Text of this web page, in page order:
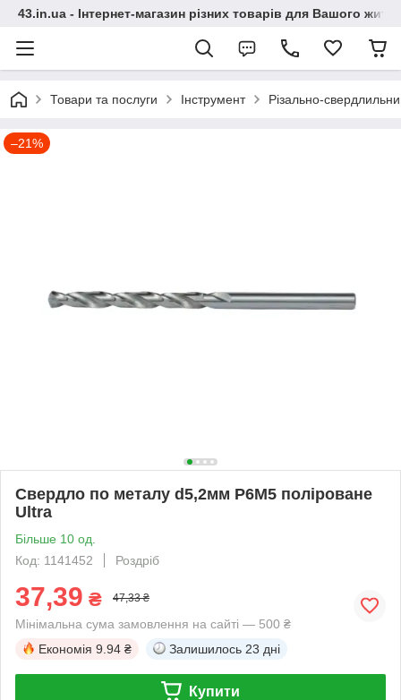
43.in.ua - Інтернет-магазин різних товарів для Вашого
Товари та послуги Інструмент Різально-
–21%
Свердло по металу d5,2мм P6M5 поліроване
Ultra
Більше 10 од.
Код: 1141452
Роздріб
37,39 ₴ 47,33 ₴
Мінімальна сума замовлення на сайті — 500 ₴
Економія 9.94 ₴ Залишилось 23 дні
Купити